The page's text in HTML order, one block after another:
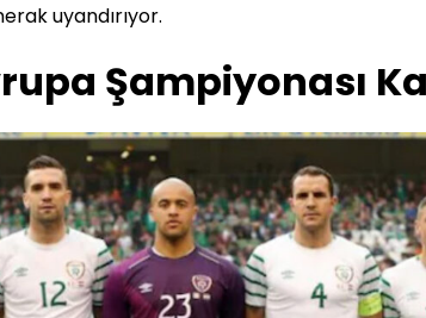
uyandırıyor.
Şampiyonası